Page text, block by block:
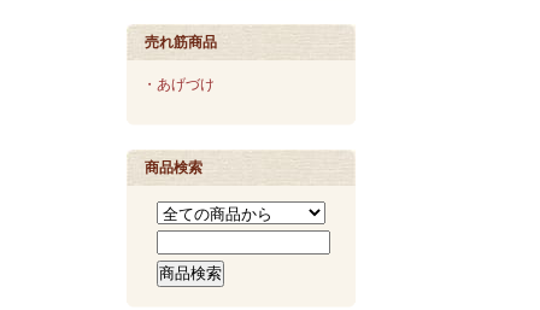
売れ筋商品
・あげづけ
商品検索